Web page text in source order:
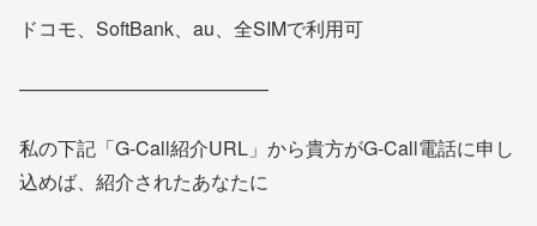
ドコモ、SoftBank、au、全SIMで利用可
—————————————
私の下記「G-Call紹介URL」から貴方がG-Call電話に申し
込めば、紹介されたあなたに